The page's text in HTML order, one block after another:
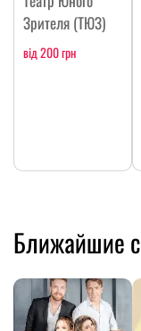
Зрителя (ТЮЗ)
від 200 грн
Ближайшие